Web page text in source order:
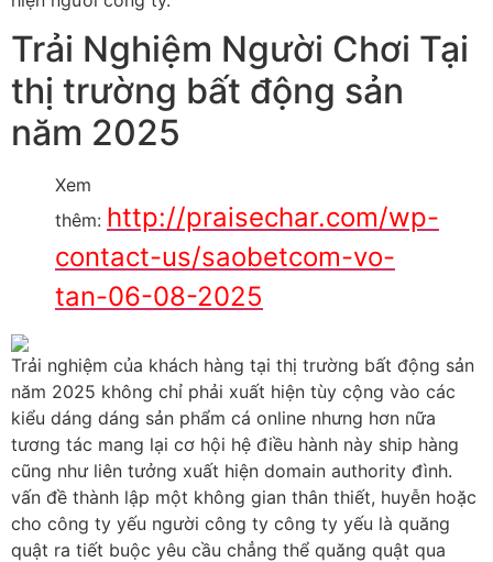
Trải Nghiệm Người Chơi Tại
thị trường bất động sản
năm 2025
Xem
thêm: http://praisechar.com/wp-
contact-us/saobetcom-vo-
tan-06-08-2025
Trải nghiệm của khách hàng tại thị trường bất động sản
năm 2025 không chỉ phải xuất hiện tùy cộng vào các
kiểu dáng dáng sản phẩm cá online nhưng hơn nữa
tương tác mang lại cơ hội hệ điều hành này ship hàng
cũng như liên tưởng xuất hiện domain authority đình.
vấn đề thành lập một không gian thân thiết, huyễn hoặc
cho công ty yếu người công ty công ty yếu là quăng
quật ra tiết buộc yêu cầu chẳng thể quăng quật qua